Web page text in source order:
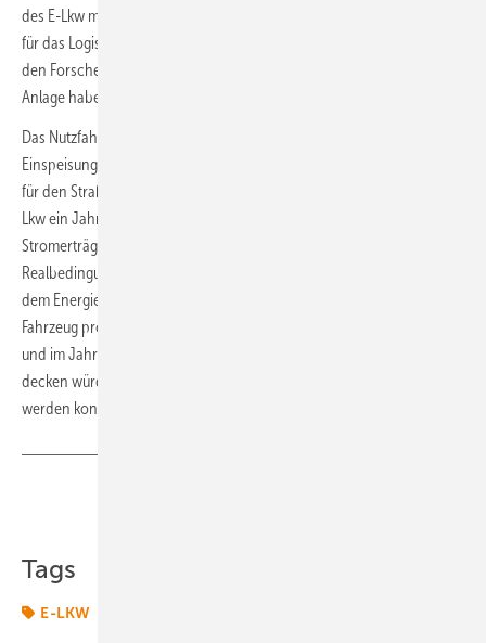
des E-Lkw mit integrierter Photovoltaik. Nach 12 Monaten im Einsatz
für das Logistikunternehmen Alexander Bürkle GmbH zeigt sich laut
den Forscher:innen nun: Der 18-Tonnen und seine 3,2-Kilowatt-PV-
Anlage haben den Praxistest bestanden.
Das Nutzfahrzeug mit integriertem Hochvolt-Photovoltaik-System und
Einspeisung in die 800-Volt-Traktionsbatterie ist von Tüv und Dekra
für den Straßenverkehr zugelassen. Für die Bürkle GmbH war der E-
Lkw ein Jahr im Freiburger Umland im Einsatz, dabei wurden die
Stromerträge regelmäßig gemessen und die Komponenten unter
Realbedingungen überwacht. Berechnungen des Fraunhofer IVI mit
dem Energieprognosemodell IVImon gingen davon aus, dass der am
Fahrzeug produzierte Solarstrom bis zu 25 Prozent an Sommertagen
und im Jahresdurchschnitt bis zu 13 Prozent des Lkw-Energiebedarfs
decken würden, was durch eine Referenzmessung nachgewiesen
werden konnte.
Tags
E-LKW